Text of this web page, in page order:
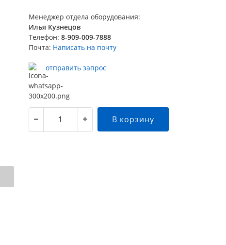
Менеджер отдела оборудования:
Илья Кузнецов
Телефон: 8-909-009-7888
Почта: Написать на почту
отправить запрос
В корзину